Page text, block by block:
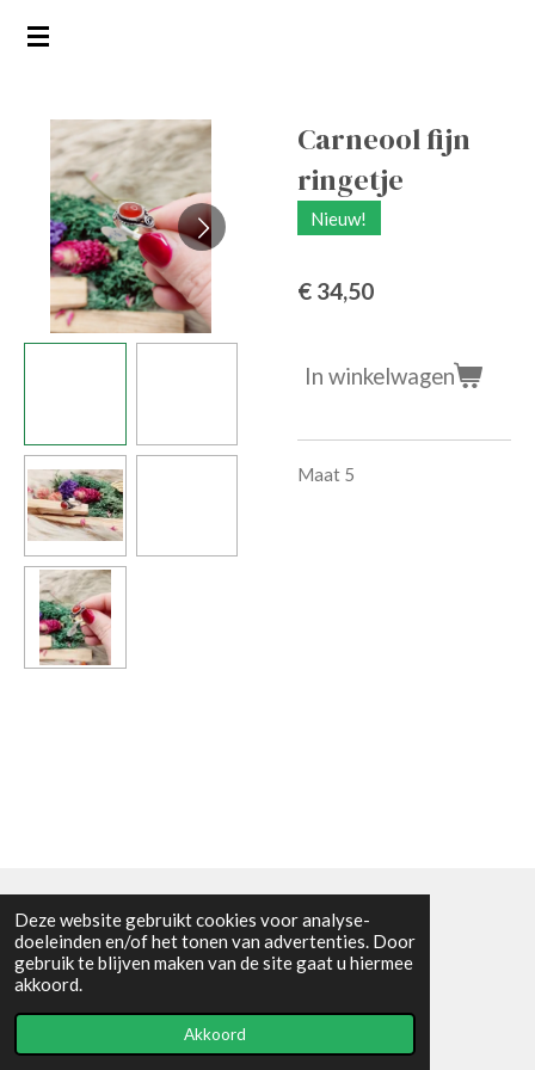
Deze website gebruikt cookies voor analyse-
doeleinden en/of het tonen van advertenties. Door
gebruik te blijven maken van de site gaat u hiermee
akkoord.
Akkoord
Ga
hoofdinhoud
Carneool fijn
ringetje
Nieuw!
€ 34,50
In winkelwagen
Maat 5
Algemene voorwaarden
© 2021 - RC en mineralenshop Het vlinderpad